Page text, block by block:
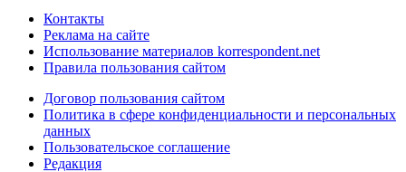
Контакты
Реклама на сайте
Использование материалов korrespondent.net
Правила пользования сайтом
Договор пользования сайтом
Политика в сфере конфиденциальности и персональных
данных
Пользовательское соглашение
Редакция